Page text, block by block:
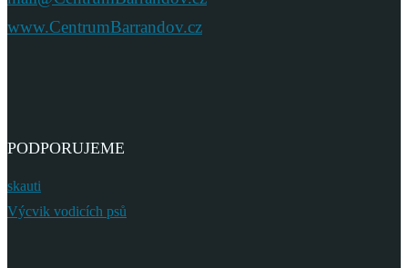
www.CentrumBarrandov.cz
PODPORUJEME
skauti
Výcvik vodicích psů